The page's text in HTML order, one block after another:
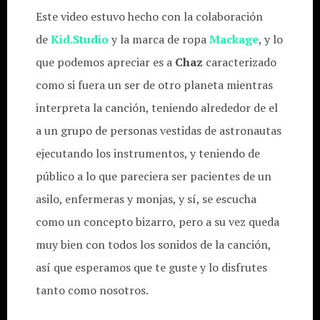
Este video estuvo hecho con la colaboración
deKid.Studioy la marca de ropaMackage, y lo
que podemos apreciar es a Chaz caracterizado
como si fuera un ser de otro planeta mientras
interpreta la canción, teniendo alrededor de el
a un grupo de personas vestidas de astronautas
ejecutando los instrumentos, y teniendo de
público a lo que pareciera ser pacientes de un
asilo, enfermeras y monjas, y sí, se escucha
como un concepto bizarro, pero a su vez queda
muy bien con todos los sonidos de la canción,
así que esperamos que te guste y lo disfrutes
tanto como nosotros.